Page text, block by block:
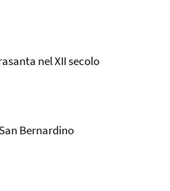
nel XII secolo
Bernardino